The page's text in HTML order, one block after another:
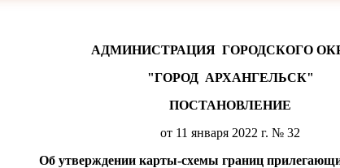
АДМИНИСТРАЦИЯ ГОРОДСКОГО
"ГОРОД АРХАНГЕЛЬСК"
ПОСТАНОВЛЕНИЕ
от 11 января 2022 г. № 32
Об утверждении карты-схемы границ